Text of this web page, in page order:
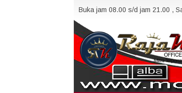
Buka jam 08.00 s/d jam 21.00 ,